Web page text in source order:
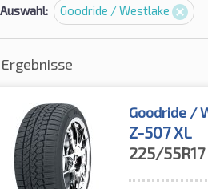
Goodride / Westlake
Ergebnisse
Goodride /
Z-507 XL
225/55R17